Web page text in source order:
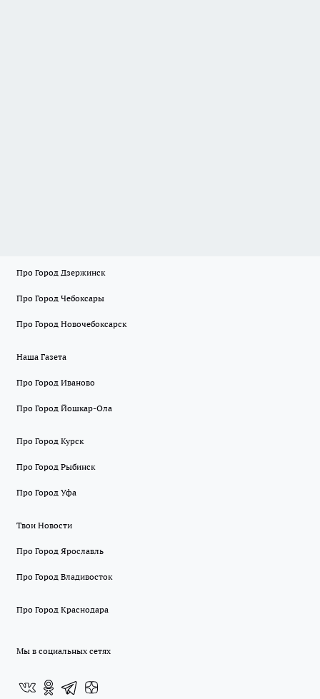
Про Город Дзержинск
Про Город Чебоксары
Про Город Новочебоксарск
Наша Газета
Про Город Иваново
Про Город Йошкар-Ола
Про Город Курск
Про Город Рыбинск
Про Город Уфа
Твои Новости
Про Город Ярославль
Про Город Владивосток
Про Город Краснодара
Мы в социальных сетях